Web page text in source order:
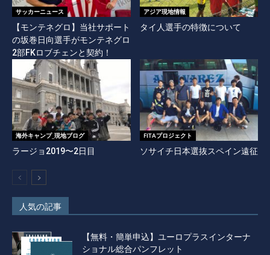
サッカーニュース
【モンテネグロ】当社サポート
の坂巻日向選手がモンテネグロ
2部FKロブチェンと契約！
アジア現地情報
タイ人選手の特徴について
海外キャンプ_現地ブログ
ラージョ2019〜2日目
FITAプロジェクト
ソサイチ日本選抜スペイン遠征
人気の記事
【無料・簡単申込】ユーロプラスインターナ
ショナル総合パンフレット